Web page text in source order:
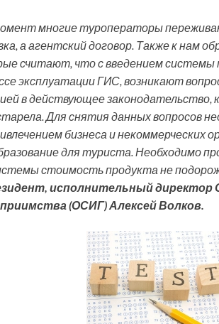
многие туроператоры
а агентский договор. Также к нам
считают, что с введением системы
эксплуатации ГИС, возникают
в действующее законодательство,
Для снятия данных вопросов
бизнеса и некоммерческих
для туриста. Необходимо
стоимость продукта не
исполнительный директор
(ОСИГ) Алексей Волков.